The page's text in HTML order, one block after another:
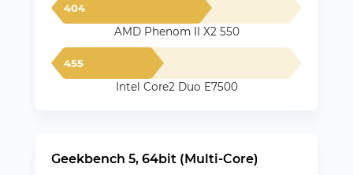
404
AMD Phenom II X2 550
455
Intel Core2 Duo E7500
Geekbench 5, 64bit (Multi-Core)